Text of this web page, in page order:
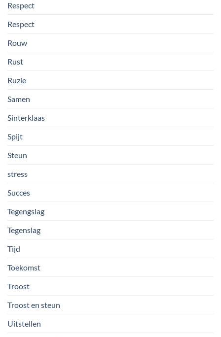
Respect
Respect
Rouw
Rust
Ruzie
Samen
Sinterklaas
Spijt
Steun
stress
Succes
Tegengslag
Tegenslag
Tijd
Toekomst
Troost
Troost en steun
Uitstellen